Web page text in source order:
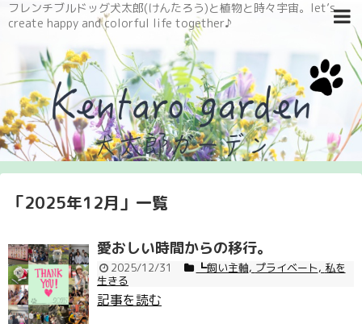
フレンチブルドッグ犬太郎(けんたろう)と植物と時々宇宙。let’s
create happy and colorful life together♪
「2025年12月 」 一覧
愛おしい時間からの移行。
2025/12/31 ┗飼い主軸, プライベート, 私を
生きる
記事を読む